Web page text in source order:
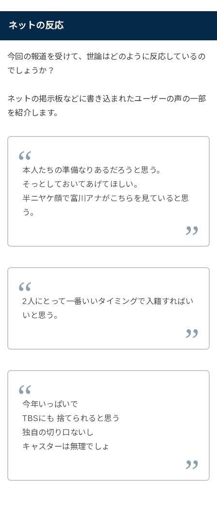
ネットの反応
今回の報道を受けて、世論はどのように反応しているの
でしょうか？
ネットの掲示板などに書き込まれたユーザーの声の一部
を紹介します。
本人たちの準備なりあるだろうと思う。
そっとしておいてあげてほしい。
半ニヤケ顔で富川アナがこちらを見ていると思
う。
2人にとって一番いいタイミングで入籍すればい
いと思う。
今年いっぱいで
TBSにも 捨てられると思う
独自の切り口ないし
キャスターは無理でしょ